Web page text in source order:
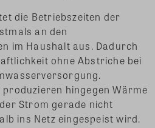
die Betriebszeiten der
an den
im Haushalt aus. Dadurch
ohne Abstriche bei
hingegen Wärme
Strom gerade nicht
ins Netz eingespeist wird.